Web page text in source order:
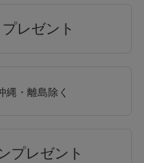
レゼント
縄・離島除く
プレゼント